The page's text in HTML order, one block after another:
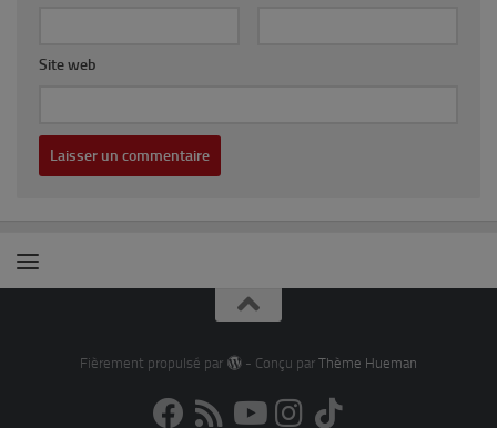
Site web
Fièrement propulsé par - Conçu par Thème Hueman